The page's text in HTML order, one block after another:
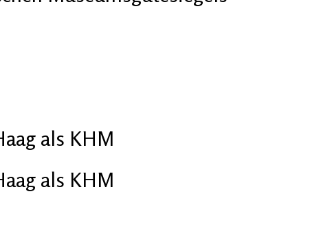
als KHM
als KHM